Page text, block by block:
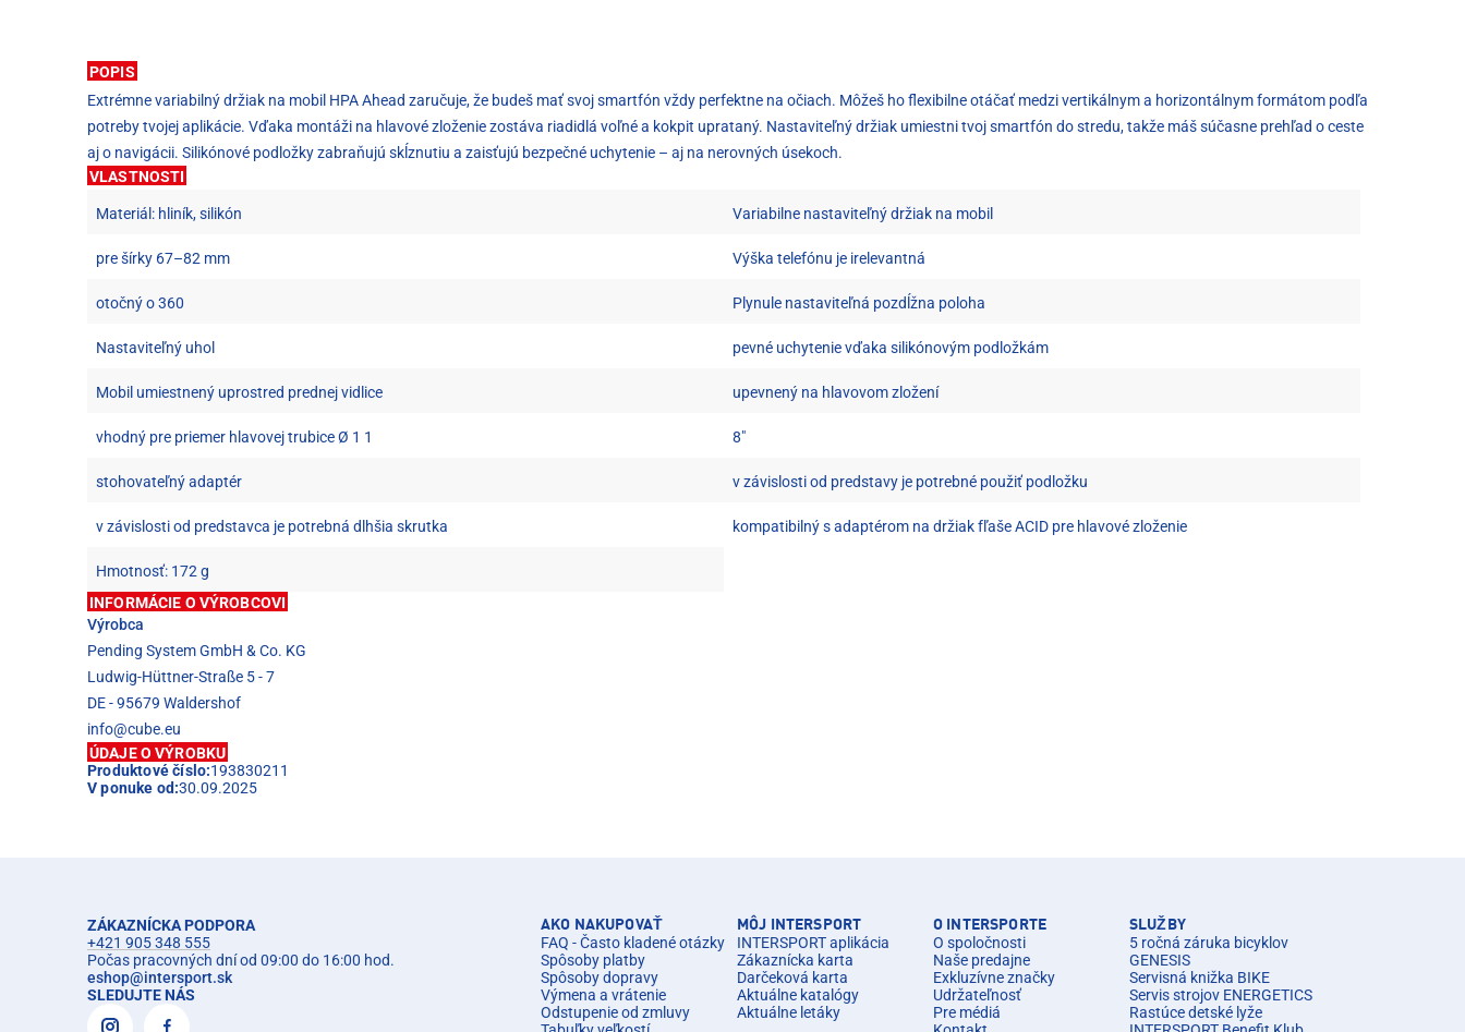
POPIS
Extrémne variabilný držiak na mobil HPA Ahead zaručuje, že budeš mať svoj smartfón vždy perfektne na očiach. Môžeš ho flexibilne otáčať medzi vertikálnym a horizontálnym formátom podľa
potreby tvojej aplikácie. Vďaka montáži na hlavové zloženie zostáva riadidlá voľné a kokpit uprataný. Nastaviteľný držiak umiestni tvoj smartfón do stredu, takže máš súčasne prehľad o ceste
aj o navigácii. Silikónové podložky zabraňujú skĺznutiu a zaisťujú bezpečné uchytenie – aj na nerovných úsekoch.
VLASTNOSTI
Materiál: hliník, silikón Variabilne nastaviteľný držiak na mobil
pre šírky 67–82 mm Výška telefónu je irelevantná
otočný o 360 Plynule nastaviteľná pozdĺžna poloha
Nastaviteľný uhol pevné uchytenie vďaka silikónovým podložkám
Mobil umiestnený uprostred prednej vidlice upevnený na hlavovom zložení
vhodný pre priemer hlavovej trubice Ø 1 1 8"
stohovateľný adaptér v závislosti od predstavy je potrebné použiť podložku
v závislosti od predstavca je potrebná dlhšia skrutka kompatibilný s adaptérom na držiak fľaše ACID pre hlavové zloženie
Hmotnosť: 172 g
INFORMÁCIE O VÝROBCOVI
Výrobca
Pending System GmbH & Co. KG
Ludwig-Hüttner-Straße 5 - 7
DE - 95679 Waldershof
info@cube.eu
ÚDAJE O VÝROBKU
Produktové číslo:193830211
V ponuke od:30.09.2025
ZÁKAZNÍCKA PODPORA
+421 905 348 555
Počas pracovných dní od 09:00 do 16:00 hod.
eshop@intersport.sk
SLEDUJTE NÁS
AKO NAKUPOVAŤ
FAQ - Často kladené otázky
Spôsoby platby
Spôsoby dopravy
Výmena a vrátenie
Odstupenie od zmluvy
MÔJ INTERSPORT
INTERSPORT aplikácia
Zákaznícka karta
Darčeková karta
Aktuálne katalógy
Aktuálne letáky
O INTERSPORTE
O spoločnosti
Naše predajne
Exkluzívne značky
Udržateľnosť
Pre médiá
SLUŽBY
5 ročná záruka bicyklov
GENESIS
Servisná knižka BIKE
Servis strojov ENERGETICS
Rastúce detské lyže